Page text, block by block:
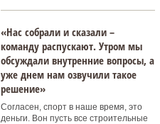
«Нас собрали и сказали –
команду распускают. Утром мы
обсуждали внутренние вопросы, а
уже днем нам озвучили такое
решение»
Согласен, спорт в наше время, это
деньги. Вон пусть все строительные